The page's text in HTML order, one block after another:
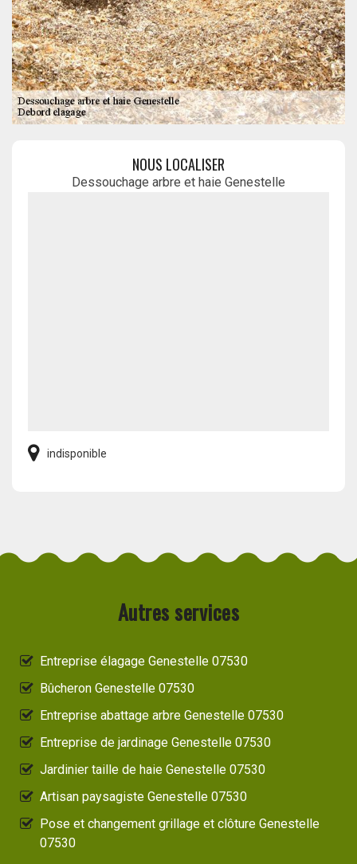
NOUS LOCALISER
Dessouchage arbre et haie Genestelle
indisponible
Autres services
Entreprise élagage Genestelle 07530
Bûcheron Genestelle 07530
Entreprise abattage arbre Genestelle 07530
Entreprise de jardinage Genestelle 07530
Jardinier taille de haie Genestelle 07530
Artisan paysagiste Genestelle 07530
Pose et changement grillage et clôture Genestelle
07530